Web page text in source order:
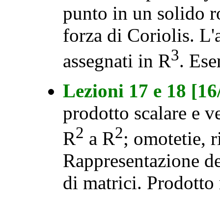
punto in un solido
forza di Coriolis.
assegnati in R3.
Lezioni 17 e 18
prodotto scalare e
R2 a R2; omotetie,
Rappresentazione
di matrici. Prodotto